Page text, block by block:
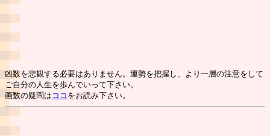
凶数を悲観する必要はありません。運勢を把握し、より一層の注意をして
ご自分の人生を歩んでいって下さい。
画数の疑問は ココ をお読み下さい。